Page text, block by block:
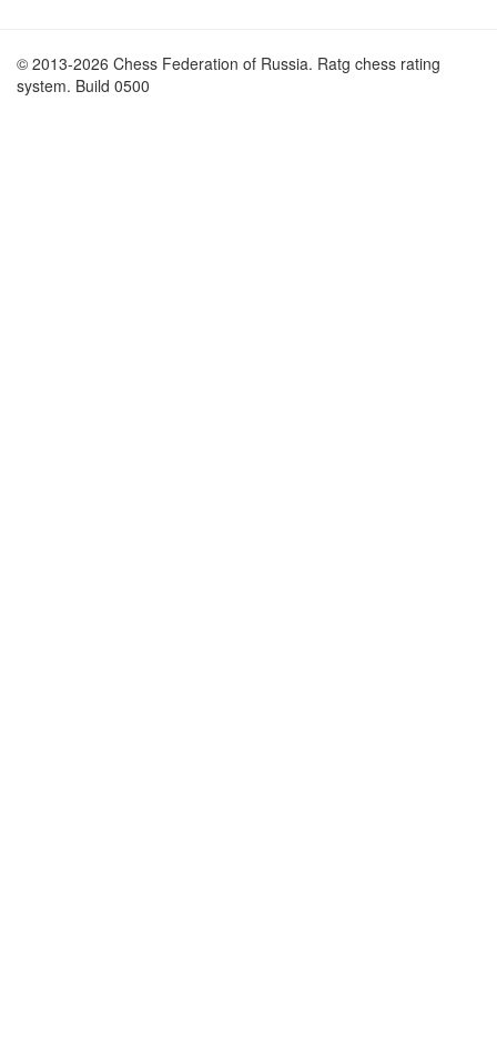
© 2013-2026 Chess Federation of Russia. Ratg chess rating
system. Build 0500